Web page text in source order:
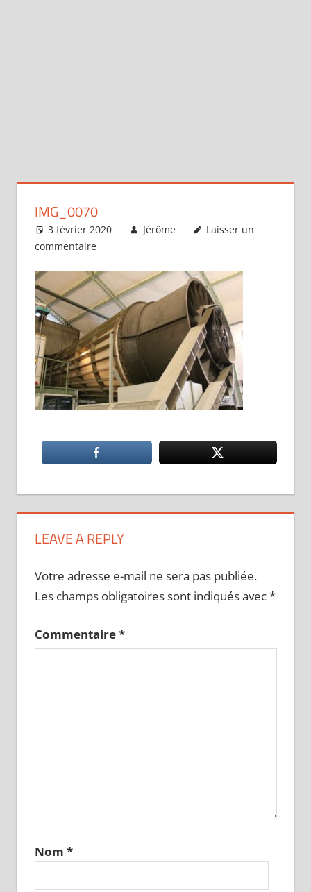
IMG_0070
3 février 2020 Jérôme
Laisser un
commentaire
LEAVE A REPLY
Votre adresse e-mail ne sera pas publiée.
Les champs obligatoires sont indiqués avec*
Commentaire*
Nom *